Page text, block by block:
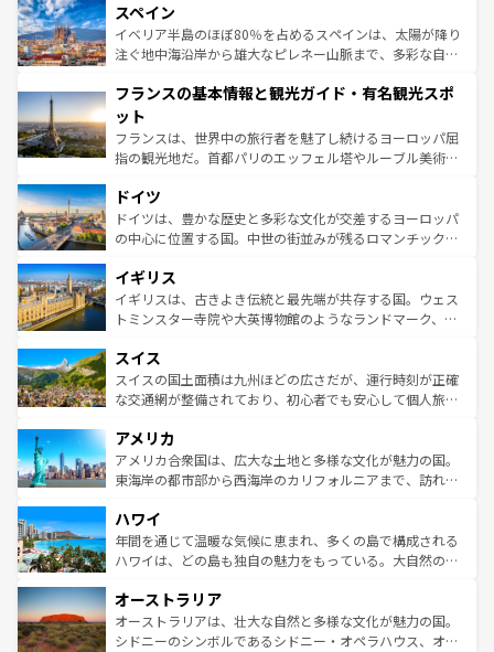
ろん、トスカーナの美しい田園風景やアマルフィ海岸の絶
景など、自然景観も見逃せない。観光の合間には、本場の
ピザやパスタなど、絶品のイタリア料理を堪能することも
ませてくれるイタリアで、忘れられない旅をしてみよう！
なお、新着のイタリア情報は
しい。
スペイン
イベリア半島のほぼ80％を占めるスペインは、太陽が降り
注ぐ地中海沿岸から雄大なピレネー山脈まで、多彩な自然
文化が根付くこの国では、情熱的なフラメンコ、熱気あふ
れる闘牛、そして美味しいタパスが生活の一部となってい
る。首都マドリードの洗練された雰囲気や、バルセロナの
アートに溢れた街角から、地方では古代ローマ遺跡や中世
せる。地方によって風土や気候が異なるスペインはその個
性で訪れる人を魅了する。 なお、新着のスペイン情報は コ
ンテンツ一覧を参照してほしい。
フランスの基本情報と観光ガイド・有名観光スポ
ット
フランスは、世界中の旅行者を魅了し続けるヨーロッパ屈
指の観光地だ。首都パリのエッフェル塔やルーブル美術館
で、幅広い魅力が詰まっている。華麗な宮殿、歴史的な大
聖堂、美しいビーチ、そして豊かな自然が、訪れる者を心
から魅了する。また、フランスは美食の国としても知ら
いる。シャンパンの発祥地であるランス、プロヴァンスの
香り高いラベンダー畑など、多彩な楽しみ方が可能だ。さ
らに、パリ以外の地域にも魅力が溢れており、どの街角に
れる地方に足を運ぶとそれぞれで全く異なる文化を体験で
きるだろう。 なお、新着のフランス情報はコンテンツ一覧
を参照してほしい。
ドイツ
ドイツは、豊かな歴史と多彩な文化が交差するヨーロッパ
の中心に位置する国。中世の街並みが残るロマンチック街
顔を持つこの国は、どこを歩いても飽きることがない。ベ
ルリンの文化的活気、バイエルン州のアルプスの絶景、そ
してライン川沿いのワイン畑といった風景は必見。ビール
は、お酒好きな人にはぜひ体験してほしい。 なお、新着の
ドイツ情報はコンテンツ一覧を参照してほしい。
イギリス
イギリスは、古きよき伝統と最先端が共存する国。ウェス
トミンスター寺院や大英博物館のようなランドマーク、歴
リアごとに異なる魅力がある。また、優雅なアフタヌーン
ティー、ビール好きにはたまらない英国パブ、サッカー観
戦など、本場だからこそできる体験も豊富。イギリスを旅
ンツ一覧を参照してほしい。
スイス
スイスの国土面積は九州ほどの広さだが、運行時刻が正確
な交通網が整備されており、初心者でも安心して個人旅行
の建物がそのまま残る町や、スイスならではのユニークな
博物館もあり、アルプス観光だけでなく町歩きも満喫する
ことができる。国民の所得が高いため物価も高いが、旅行
ば市内交通費無料で観光を楽しむこともできる。 なお、新
着のスイス情報はコンテンツ一覧 を参照してほしい。
アメリカ
アメリカ合衆国は、広大な土地と多様な文化が魅力の国。
東海岸の都市部から西海岸のカリフォルニアまで、訪れる
のような巨大都市は、観光、ショッピング、エンターテイ
ンメントが詰まった刺激的なスポットだ。一方、アメリカ
西部には大自然が広がり、グランドキャニオンやイエロー
部のニューオーリンズでは、音楽と美食が融合した独特の
文化が魅力。旅行者はアメリカの各地域で異なる魅力を楽
しみながら、その多様性と豊かな歴史を感じることができ
ハワイ
年間を通じて温暖な気候に恵まれ、多くの島で構成される
ハワイは、どの島も独自の魅力をもっている。大自然の神
ワイ島は見逃せない。また、定番の観光地といえばオアフ
島だが、静かな自然を求めるならマウイ島やカウアイ島が
おすすめ。エメラルドグリーンに輝く海をはじめ、豊かな
オーストラリア
オーストラリアは、壮大な自然と多様な文化が魅力の国。
シドニーのシンボルであるシドニー・オペラハウス、オー